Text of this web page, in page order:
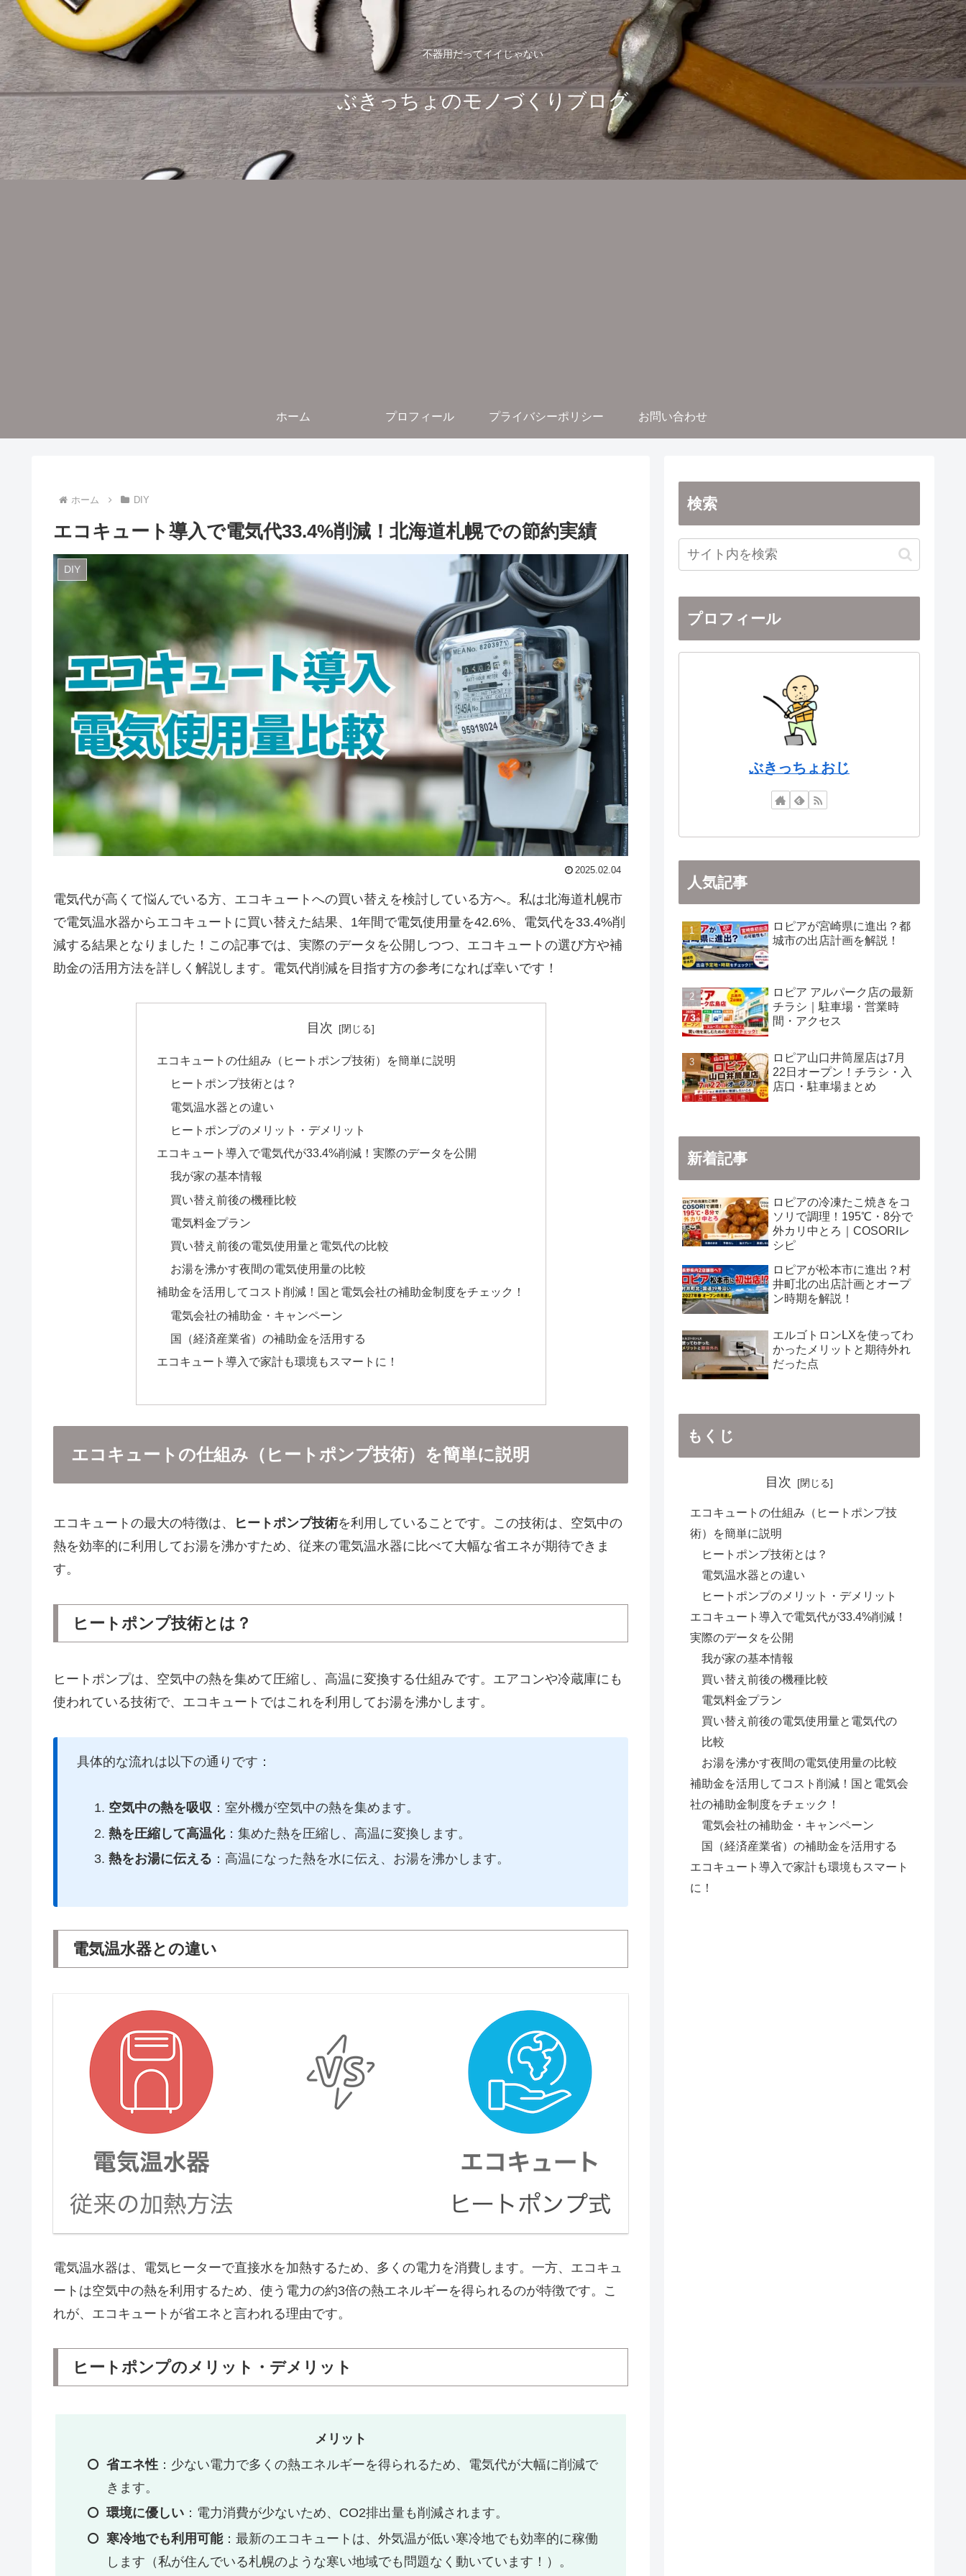
不器用だってイイじゃない
ぶきっちょのモノづくりブログ
ホーム プロフィール プライバシーポリシー お問い合わせ
ホーム DIY
エコキュート導入で電気代33.4%削減！北海道札幌での節約実績
DIY
2025.02.04
電気代が高くて悩んでいる方、エコキュートへの買い替えを検討している方へ。私は北海道札幌市
で電気温水器からエコキュートに買い替えた結果、1年間で電気使用量を42.6%、電気代を33.4%削
減する結果となりました！この記事では、実際のデータを公開しつつ、エコキュートの選び方や補
助金の活用方法を詳しく解説します。電気代削減を目指す方の参考になれば幸いです！
目次
エコキュートの仕組み（ヒートポンプ技術）を簡単に説明
ヒートポンプ技術とは？
電気温水器との違い
ヒートポンプのメリット・デメリット
エコキュート導入で電気代が33.4%削減！実際のデータを公開
我が家の基本情報
買い替え前後の機種比較
電気料金プラン
買い替え前後の電気使用量と電気代の比較
お湯を沸かす夜間の電気使用量の比較
補助金を活用してコスト削減！国と電気会社の補助金制度をチェック！
電気会社の補助金・キャンペーン
国（経済産業省）の補助金を活用する
エコキュート導入で家計も環境もスマートに！
エコキュートの仕組み（ヒートポンプ技術）を簡単に説明
エコキュートの最大の特徴は、 ヒートポンプ技術を利用していることです。この技術は、空気中の
熱を効率的に利用してお湯を沸かすため、従来の電気温水器に比べて大幅な省エネが期待できま
す。
ヒートポンプ技術とは？
ヒートポンプは、空気中の熱を集めて圧縮し、高温に変換する仕組みです。エアコンや冷蔵庫にも
使われている技術で、エコキュートではこれを利用してお湯を沸かします。
具体的な流れは以下の通りです：
空気中の熱を吸収：室外機が空気中の熱を集めます。
熱を圧縮して高温化：集めた熱を圧縮し、高温に変換します。
熱をお湯に伝える ：高温になった熱を水に伝え、お湯を沸かします。
電気温水器との違い
電気温水器は、電気ヒーターで直接水を加熱するため、多くの電力を消費します。一方、エコキュ
ートは空気中の熱を利用するため、使う電力の約3倍の熱エネルギーを得られるのが特徴です。こ
れが、エコキュートが省エネと言われる理由です。
ヒートポンプのメリット・デメリット
メリット
省エネ性：少ない電力で多くの熱エネルギーを得られるため、電気代が大幅に削減で
きます。
環境に優しい：電力消費が少ないため、CO2排出量も削減されます。
寒冷地でも利用可能：最新のエコキュートは、外気温が低い寒冷地でも効率的に稼働
します（私が住んでいる札幌のような寒い地域でも問題なく動いています！）。
検索
プロフィール
ぶきっちょおじ
人気記事
ロピアが宮崎県に進出？都
城市の出店計画を解説！
ロピア アルパーク店の最新
チラシ｜駐車場・営業時
間・アクセス
ロピア山口井筒屋店は7月
22日オープン！チラシ・入
店口・駐車場まとめ
新着記事
ロピアの冷凍たこ焼きをコ
ソリで調理！195℃・8分で
外カリ中とろ｜COSORIレ
シピ
ロピアが松本市に進出？村
井町北の出店計画とオープ
ン時期を解説！
エルゴトロンLXを使ってわ
かったメリットと期待外れ
だった点
もくじ
目次
エコキュートの仕組み（ヒートポンプ技
術）を簡単に説明
ヒートポンプ技術とは？
電気温水器との違い
ヒートポンプのメリット・デメリット
エコキュート導入で電気代が33.4%削減！
実際のデータを公開
我が家の基本情報
買い替え前後の機種比較
電気料金プラン
買い替え前後の電気使用量と電気代の
比較
お湯を沸かす夜間の電気使用量の比較
補助金を活用してコスト削減！国と電気会
社の補助金制度をチェック！
電気会社の補助金・キャンペーン
国（経済産業省）の補助金を活用する
エコキュート導入で家計も環境もスマート
に！